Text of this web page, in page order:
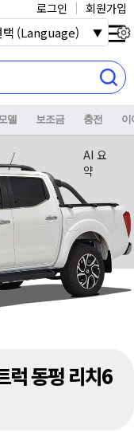
로그인 회원가입
모델 보조금 충전 이
AI 요
약
럭 동펑 리치6
택 (Language)